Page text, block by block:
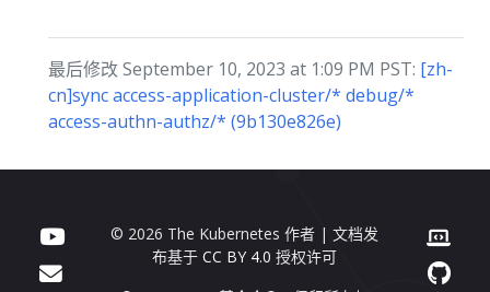
最后修改 September 10, 2023 at 1:09 PM PST: [zh-
cn]sync access-application-cluster/* debug/*
access-authn-authz/* (9b130e826e)
© 2026 The Kubernetes 作者 | 文档发
布基于CC BY 4.0 授权许可